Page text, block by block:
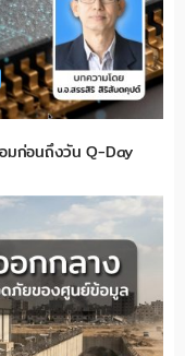
อมก่อนถึงวัน Q-Day